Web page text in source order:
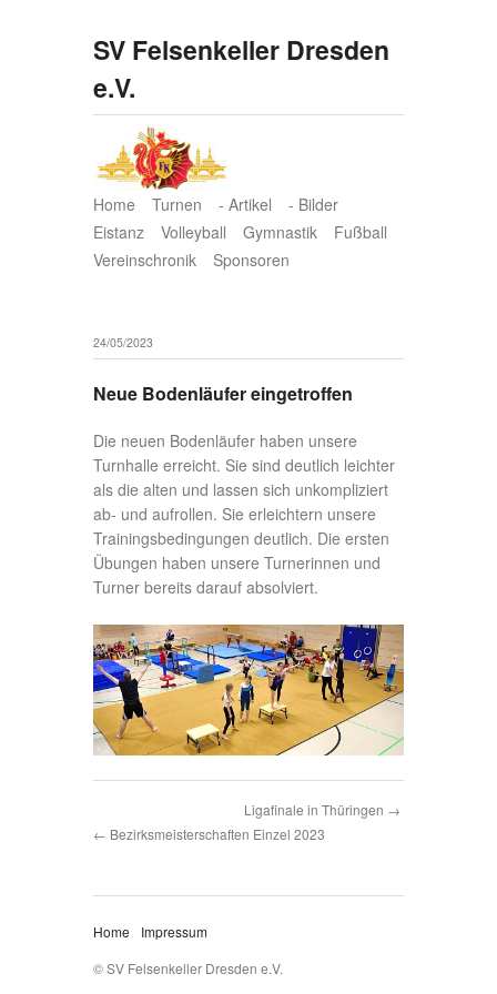
SV Felsenkeller Dresden
e.V.
Home Turnen - Artikel
- Bilder
Eistanz
Volleyball Gymnastik
Fußball
Vereinschronik
Sponsoren
24/05/2023
Neue Bodenläufer eingetroffen
Die neuen Bodenläufer haben unsere
Turnhalle erreicht. Sie sind deutlich leichter
als die alten und lassen sich unkompliziert
ab- und aufrollen. Sie erleichtern unsere
Trainingsbedingungen deutlich. Die ersten
Übungen haben unsere Turnerinnen und
Turner bereits darauf absolviert.
Ligafinale in Thüringen
Bezirksmeisterschaften Einzel 2023
Home
Impressum
© SV Felsenkeller Dresden e.V.